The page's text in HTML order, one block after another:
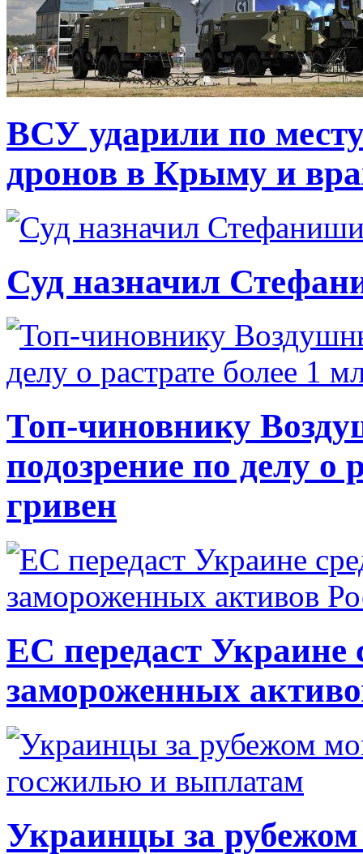
ВСУ ударили по
дронов в Крыму и
Суд назначил
Топ-чиновнику
подозрение по делу о
гривен
ЕС передаст Украине
замороженных
Украинцы за рубежом